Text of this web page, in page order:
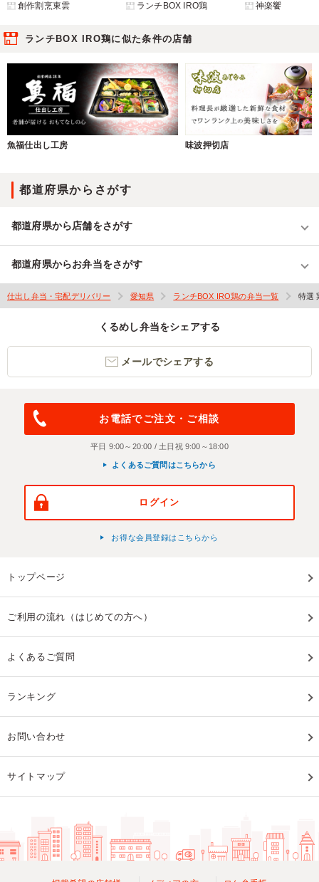
創作割烹東雲 ランチBOX IRO鶏 神楽饗
ランチBOX IRO鶏に似た条件の店舗
魚福仕出し工房 味波押切店
都道府県からさがす
都道府県から店舗をさがす
都道府県からお弁当をさがす
仕出し弁当・宅配デリバリー 愛知県 ランチBOX IRO鶏の弁当一覧 特選
くるめし弁当をシェアする
メールでシェアする
お電話でご注文・ご相談
平日 9:00～20:00 / 土日祝 9:00～18:00
よくあるご質問はこちらから
ログイン
お得な会員登録はこちらから
トップページ
ご利用の流れ（はじめての方へ）
よくあるご質問
ランキング
お問い合わせ
サイトマップ